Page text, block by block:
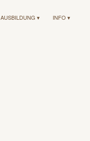
AUSBILDUNG ▾ INFO ▾